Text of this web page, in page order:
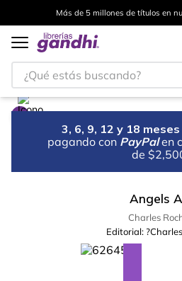
Más de 5 millones de títulos en
¿Qué estás buscando?
3, 6, 9, 12 y 18
pagando con PayPal en
de
Angels
Charles
Editorial: